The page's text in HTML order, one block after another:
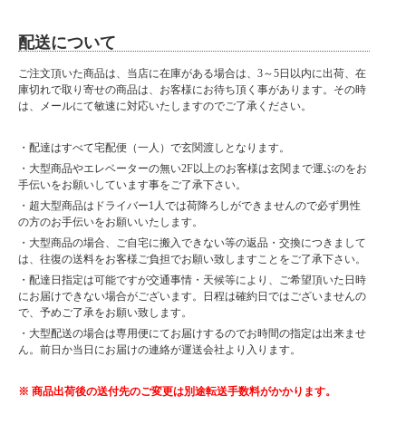
MDF/強化紙
■サイズ
■カラー
ナチュラル
2色からお選び下さい。
■特徴
大型商品に関しお届け前に
事前連絡がある場合がございます。
よろしければご購入の際は
携帯番号をご登録ください。小型商品は在庫が有り、指定日がない場合は
備考欄にお書き添えください。
配送について
ご注文頂いた商品は、当店に在庫がある場合は、3～5日以内に出荷、在
庫切れで取り寄せの商品は、お客様にお待ち頂く事があります。その時
は、メールにて敏速に対応いたしますのでご了承ください。
・配達はすべて宅配便（一人）で玄関渡しとなります。
・大型商品やエレベーターの無い2F以上のお客様は玄関まで運ぶのをお
手伝いをお願いしています事をご了承下さい。
・超大型商品はドライバー1人では荷降ろしができませんので必ず男性
の方のお手伝いをお願いいたします。
・大型商品の場合、ご自宅に搬入できない等の返品・交換につきまして
は、往復の送料をお客様ご負担でお願い致しますことをご了承下さい。
・配達日指定は可能ですが交通事情・天候等により、ご希望頂いた日時
にお届けできない場合がございます。日程は確約日ではございませんの
で、予めご了承をお願い致します。
・大型配送の場合は専用便にてお届けするのでお時間の指定は出来ませ
ん。前日か当日にお届けの連絡が運送会社より入ります。
※ 商品出荷後の送付先のご変更は別途転送手数料がかかります。